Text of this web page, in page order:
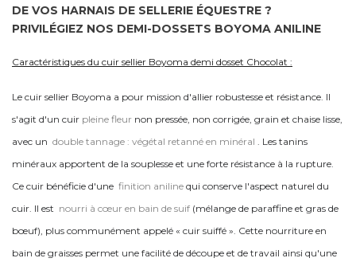
DE VOS HARNAIS DE SELLERIE ÉQUESTRE ?
PRIVILÉGIEZ NOS DEMI-DOSSETS BOYOMA ANILINE
Caractéristiques du cuir sellier Boyoma demi dosset Chocolat :
Le cuir sellier Boyoma a pour mission d'allier robustesse et résistance. Il
s'agit d'un cuir pleine fleur non pressée, non corrigée, grain et chaise lisse,
avec un double tannage : végétal retanné en minéral . Les tanins
minéraux apportent de la souplesse et une forte résistance à la rupture.
Ce cuir bénéficie d'une finition aniline qui conserve l'aspect naturel du
cuir. Il est nourri à cœur en bain de suif (mélange de paraffine et gras de
bœuf), plus communément appelé « cuir suiffé ». Cette nourriture en
bain de graisses permet une facilité de découpe et de travail ainsi qu'une